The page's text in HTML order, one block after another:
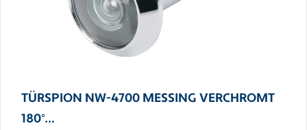
TÜRSPION NW-4700 MESSING VERCHROMT
180°…